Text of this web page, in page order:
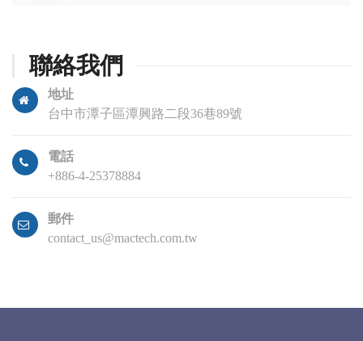
聯絡我們
地址
台中市潭子區潭興路二段36巷89號
電話
+886-4-25378884
郵件
contact_us@mactech.com.tw